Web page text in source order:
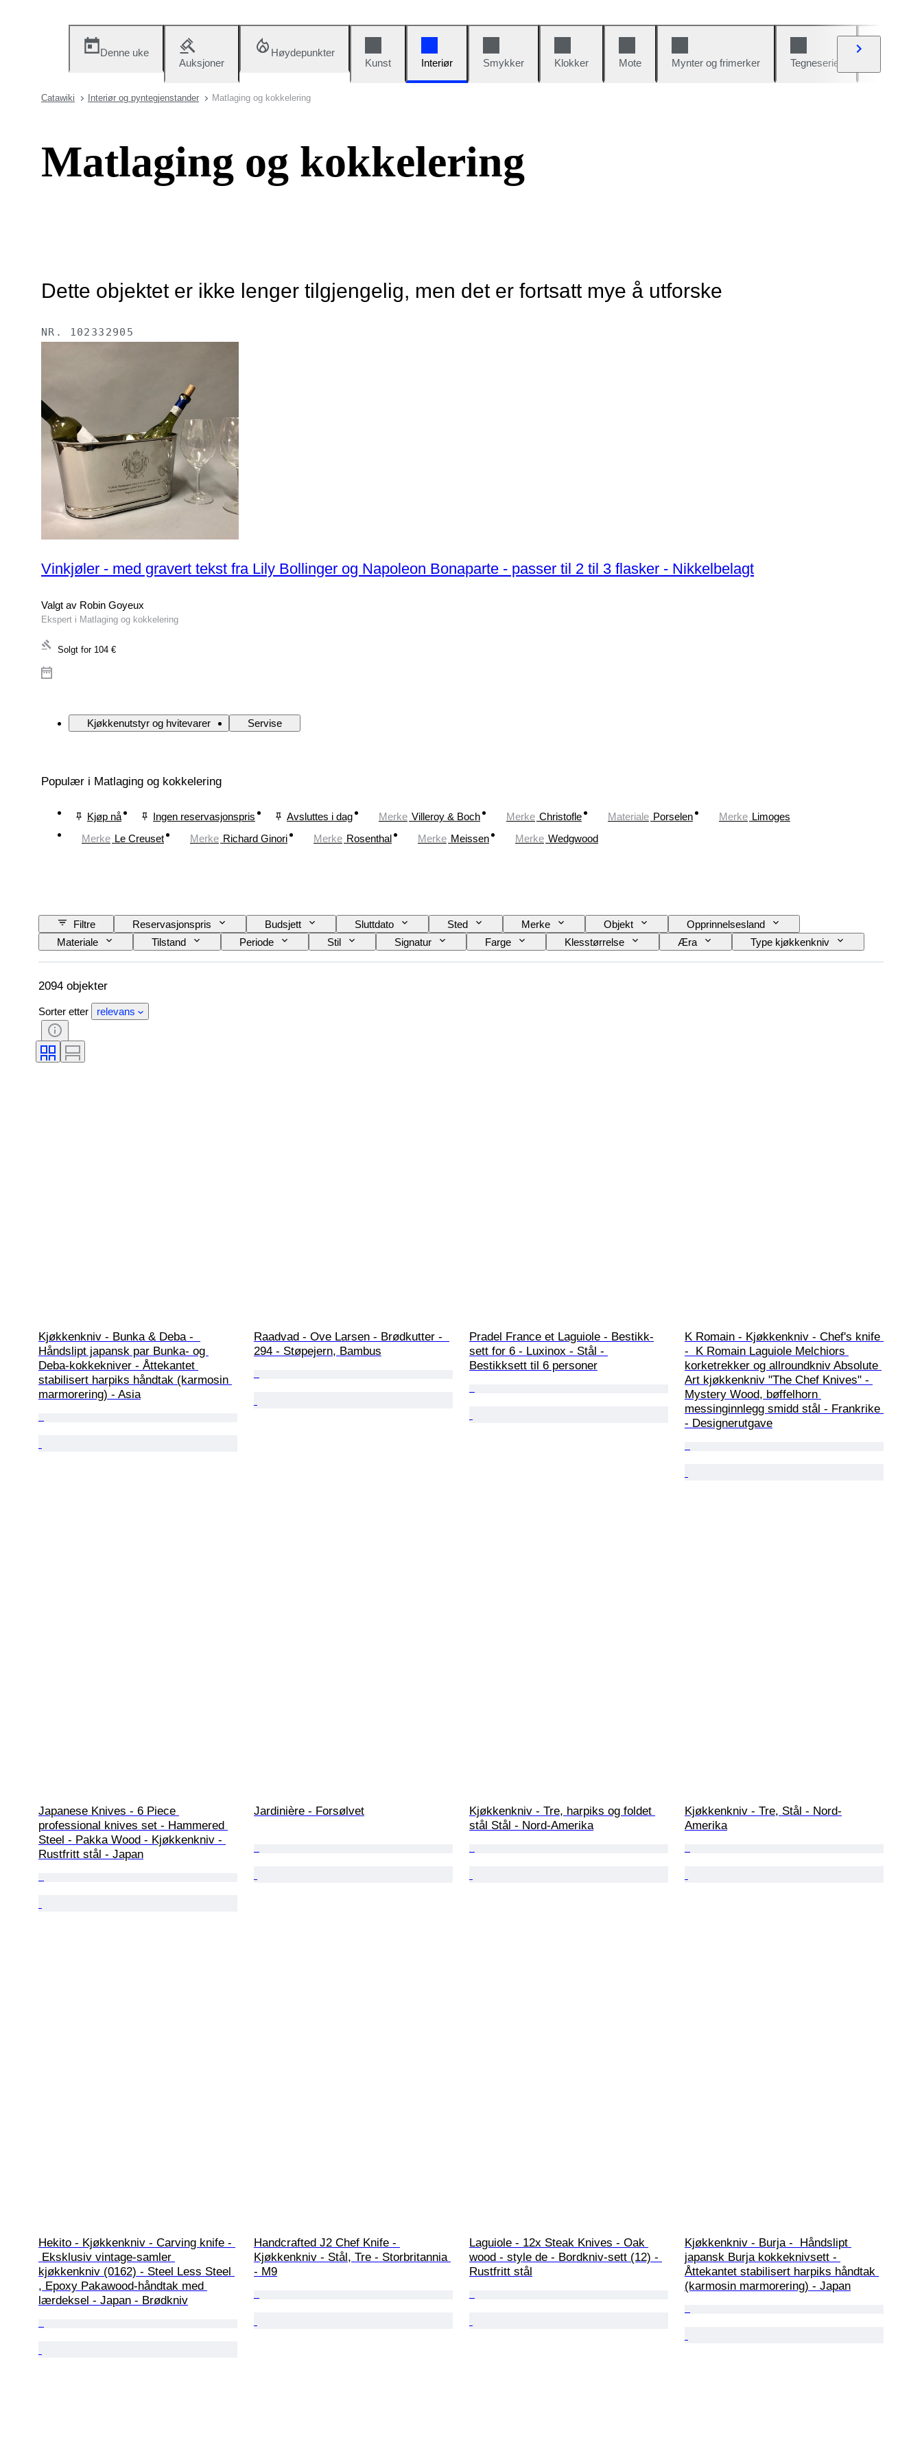
Denne uke
Auksjoner
Høydepunkter
Kunst
Interiør Smykker Klokker Mote Mynter og frimerker Tegneserier
Catawiki Interiør og pyntegjenstander Matlaging og kokkelering
Matlaging og kokkelering
Dette objektet er ikke lenger tilgjengelig, men det er fortsatt mye å utforske
NR. 102332905
Vinkjøler - med gravert tekst fra Lily Bollinger og Napoleon Bonaparte - passer til 2 til 3 flasker - Nikkelbelagt
Valgt av Robin Goyeux
Ekspert i Matlaging og kokkelering
Solgt for 104 €
Kjøkkenutstyr og hvitevarer Servise
Populær i Matlaging og kokkelering
Kjøp nå Ingen reservasjonspris Avsluttes i dag Merke Villeroy & Boch Merke Christofle Materiale Porselen Merke Limoges
Merke Le Creuset Merke Richard Ginori Merke Rosenthal Merke Meissen Merke Wedgwood
Filtre Reservasjonspris Budsjett Sluttdato Sted Merke Objekt
Opprinnelsesland
Materiale
Tilstand Periode Stil Signatur Farge Klesstørrelse Æra
Type kjøkkenkniv
Dekor
Kunstner Original / kopi Solgt av Designer Modell
2094 objekter
Sorter etter relevans
Kjøkkenkniv - Bunka & Deba -
Håndslipt japansk par Bunka- og
Deba-kokkekniver - Åttekantet
stabilisert harpiks håndtak (karmosin
marmorering) - Asia
Raadvad - Ove Larsen - Brødkutter -
294 - Støpejern, Bambus
Pradel France et Laguiole - Bestikk-
sett for 6 - Luxinox - Stål -
Bestikksett til 6 personer
K Romain - Kjøkkenkniv - Chef's knife
-  K Romain Laguiole Melchiors
korketrekker og allroundkniv Absolute
Art kjøkkenkniv "The Chef Knives" -
Mystery Wood, bøffelhorn
messinginnlegg smidd stål - Frankrike
- Designerutgave
Japanese Knives - 6 Piece
professional knives set - Hammered
Steel - Pakka Wood - Kjøkkenkniv -
Rustfritt stål - Japan
Jardinière - Forsølvet
Kjøkkenkniv - Tre, harpiks og foldet
stål Stål - Nord-Amerika
Kjøkkenkniv - Tre, Stål - Nord-
Amerika
Hekito - Kjøkkenkniv - Carving knife -
Eksklusiv vintage-samler
kjøkkenkniv (0162) - Steel Less Steel
, Epoxy Pakawood-håndtak med
lærdeksel - Japan - Brødkniv
Handcrafted J2 Chef Knife -
Kjøkkenkniv - Stål, Tre - Storbritannia
- M9
Laguiole - 12x Steak Knives - Oak
wood - style de - Bordkniv-sett (12) -
Rustfritt stål
Kjøkkenkniv - Burja -  Håndslipt
japansk Burja kokkeknivsett -
Åttekantet stabilisert harpiks håndtak
(karmosin marmorering) - Japan